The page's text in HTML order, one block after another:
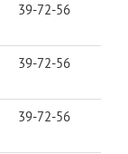
39-72-56
39-72-56
39-72-56